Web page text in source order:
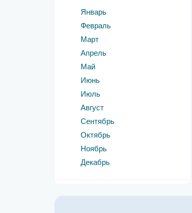
Январь
Февраль
Март
Апрель
Май
Июнь
Июль
Август
Сентябрь
Октябрь
Ноябрь
Декабрь